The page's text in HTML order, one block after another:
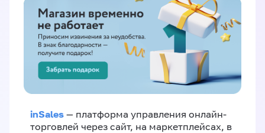
inSales — платформа управления онлайн-
торговлей через сайт, на маркетплейсах, в